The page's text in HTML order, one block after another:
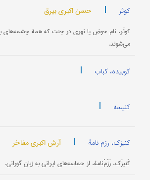
کوثر | حسن اکبری بیرق
کوثَر، نام حوض یا نهری در جنت که همۀ چشمه‌های
می‌شوند.
کوبیده، کباب |
کنیسه |
کنیزک، رزم نامۀ | آرش اکبری مفاخر
کَنیزَک، رَزْمْ‌نامۀ، از حماسه‌های ایرانی به زبان گورانی.